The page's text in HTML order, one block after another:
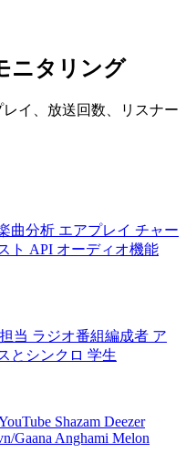
ニタリング
イ、放送回数、リスナー
曲分析 エアプレイ チャー
ト API オーディオ機能
当 ラジオ番組編成者 ア
とシンクロ 学生
Shazam Deezer
Gaana Anghami Melon